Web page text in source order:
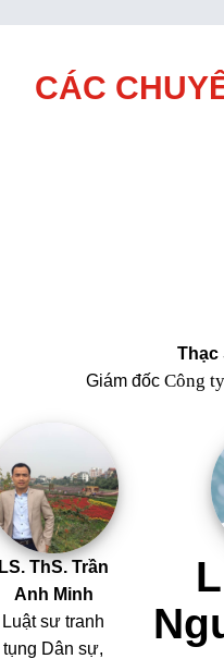
CÁC
Thạc
Giám đốc Công
LS. ThS. Trần
Anh Minh
Luật sư tranh
tụng Dân sự,